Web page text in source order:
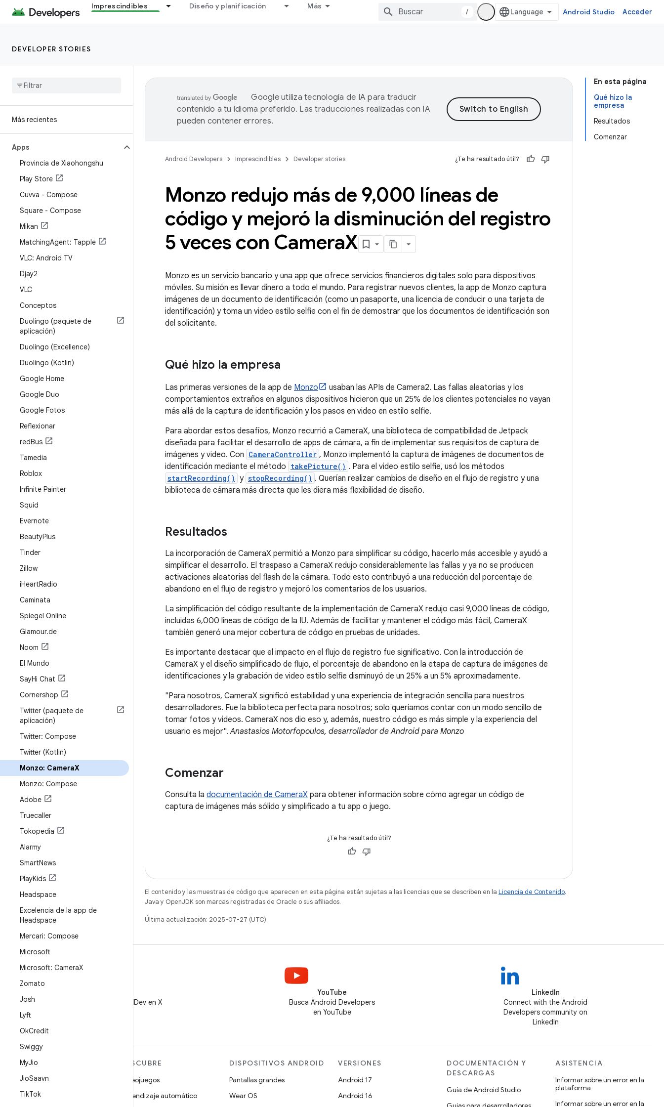
Imprescindibles Diseño y planificación Más
/ Android Studio Acceder
DEVELOPER STORIES
Más recientes
Apps
Provincia de Xiaohongshu
Play Store
Cuvva - Compose
Square - Compose
Mikan
MatchingAgent: Tapple
VLC: Android TV
Djay2
VLC
Conceptos
Duolingo (paquete de
aplicación)
Duolingo (Excellence)
Duolingo (Kotlin)
Google Home
Google Duo
Google Fotos
Reflexionar
redBus
Tamedia
Roblox
Infinite Painter
Squid
Evernote
BeautyPlus
Tinder
Zillow
iHeartRadio
Caminata
Spiegel Online
Glamour.de
Noom
El Mundo
SayHi Chat
Cornershop
Twitter (paquete de
aplicación)
Twitter: Compose
Twitter (Kotlin)
Monzo: CameraX
Monzo: Compose
Adobe
Truecaller
Tokopedia
Alarmy
SmartNews
PlayKids
Headspace
Excelencia de la app de
Headspace
Mercari: Compose
Microsoft
Microsoft: CameraX
Zomato
Josh
Lyft
OkCredit
Swiggy
MyJio
JioSaavn
TikTok
En esta página
Qué hizo la
empresa
Resultados
Comenzar
Google utiliza tecnología de IA para traducir
contenido a tu idioma preferido. Las traducciones realizadas con IA
pueden contener errores.
Android Developers Imprescindibles Developer stories ¿Te ha resultado útil?
Monzo redujo más de 9,000 líneas de
código y mejoró la disminución del registro
5 veces con CameraX
Monzo es un servicio bancario y una app que ofrece servicios financieros digitales solo para dispositivos
móviles. Su misión es llevar dinero a todo el mundo. Para registrar nuevos clientes, la app de Monzo captura
imágenes de un documento de identificación (como un pasaporte, una licencia de conducir o una tarjeta de
identificación) y toma un video estilo selfie con el fin de demostrar que los documentos de identificación son
del solicitante.
Qué hizo la empresa
Las primeras versiones de la app de Monzo
usaban las APIs de Camera2. Las fallas aleatorias y los
comportamientos extraños en algunos dispositivos hicieron que un 25% de los clientes potenciales no vayan
más allá de la captura de identificación y los pasos en video en estilo selfie.
Para abordar estos desafíos, Monzo recurrió a CameraX, una biblioteca de compatibilidad de Jetpack
diseñada para facilitar el desarrollo de apps de cámara, a fin de implementar sus requisitos de captura de
imágenes y video. Con CameraController , Monzo implementó la captura de imágenes de documentos de
identificación mediante el método takePicture() . Para el video estilo selfie, usó los métodos
startRecording() y stopRecording() . Querían realizar cambios de diseño en el flujo de registro y una
biblioteca de cámara más directa que les diera más flexibilidad de diseño.
Resultados
La incorporación de CameraX permitió a Monzo para simplificar su código, hacerlo más accesible y ayudó a
simplificar el desarrollo. El traspaso a CameraX redujo considerablemente las fallas y ya no se producen
activaciones aleatorias del flash de la cámara. Todo esto contribuyó a una reducción del porcentaje de
abandono en el flujo de registro y mejoró los comentarios de los usuarios.
La simplificación del código resultante de la implementación de CameraX redujo casi 9,000 líneas de código,
incluidas 6,000 líneas de código de la IU. Además de facilitar y mantener el código más fácil, CameraX
también generó una mejor cobertura de código en pruebas de unidades.
Es importante destacar que el impacto en el flujo de registro fue significativo. Con la introducción de
CameraX y el diseño simplificado de flujo, el porcentaje de abandono en la etapa de captura de imágenes de
identificaciones y la grabación de video estilo selfie disminuyó de un 25% a un 5% aproximadamente.
"Para nosotros, CameraX significó estabilidad y una experiencia de integración sencilla para nuestros
desarrolladores. Fue la biblioteca perfecta para nosotros; solo queríamos contar con un modo sencillo de
tomar fotos y videos. CameraX nos dio eso y, además, nuestro código es más simple y la experiencia del
usuario es mejor".Anastasios Motorfopoulos, desarrollador de Android para Monzo
Comenzar
Consulta la documentación de CameraX para obtener información sobre cómo agregar un código de
captura de imágenes más sólido y simplificado a tu app o juego.
¿Te ha resultado útil?
El contenido y las muestras de código que aparecen en esta página están sujetas a las licencias que se describen en la Licencia de Contenido.
Java y OpenJDK son marcas registradas de Oracle o sus afiliados.
Última actualización: 2025-07-27 (UTC)
Sigue a @AndroidDev en X
YouTube
Busca Android Developers
en YouTube
LinkedIn
Connect with the Android
Developers community on
LinkedIn
MÁS ANDROID
Android
Android para empresas
DESCUBRE
Videojuegos
Aprendizaje automático
DISPOSITIVOS ANDROID
Pantallas grandes
Wear OS
VERSIONES
Android 17
Android 16
DOCUMENTACIÓN Y
DESCARGAS
Guía de Android Studio
ASISTENCIA
Informar sobre un error en la
plataforma
Informar sobre un error en la